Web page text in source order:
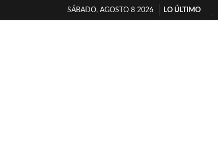
SÁBADO, AGOSTO 8 2026
LO ÚLTIMO